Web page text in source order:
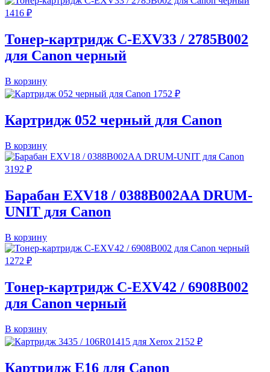
1416 ₽
Тонер-картридж C-EXV33 / 2785B002
для Canon черный
В корзину
1752 ₽
Картридж 052 черный для Canon
В корзину
3192 ₽
Барабан EXV18 / 0388B002AA DRUM-
UNIT для Canon
В корзину
1272 ₽
Тонер-картридж C-EXV42 / 6908B002
для Canon черный
В корзину
2152 ₽
Картридж E16 для Canon